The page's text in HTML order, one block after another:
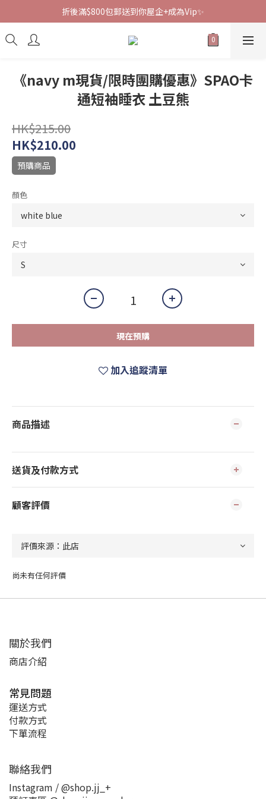
折後滿$800包郵送到你屋企+成為Vip✨
《navy m現貨/限時團購優惠》SPAO卡
通短袖睡衣 土豆熊
HK$215.00
HK$210.00
預購商品
顏色
尺寸
現在預購
加入追蹤清單
商品描述
送貨及付款方式
顧客評價
尚未有任何評價
關於我們
商店介紹
常見問題
運送方式
付款方式
下單流程
聯絡我們
Instagram / @shop.jj_+